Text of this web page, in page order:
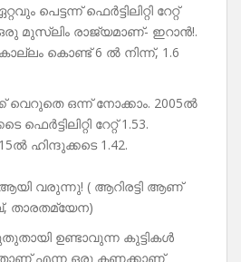
പെട്ടന്ന് ഫെർട്ടിലിറ്റി റേറ്റ്
മുസ്‌ലിം രാജ്യമാണ്- ഇറാൻ!.
കൊണ്ട് 6 ൽ നിന്ന്, 1.6
വെറുതെ ഒന്ന് നോക്കാം. 2005ൽ
റേറ്റ് 1.53.
ഹിന്ദുക്കടെ 1.42.
വരുന്നു! ( ആറിരട്ടി ആണ്
താരതമ്യേന)
ഉണ്ടാവുന്ന കുട്ടികൾ
എന്ന ഒരു കണക്കാണ്